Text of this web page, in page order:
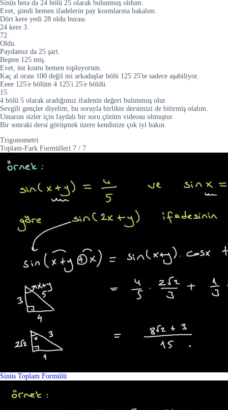
Sinüs beta da 24 bölü 25 olarak bulunmuş oldum.
Evet, şimdi hemen ifadelerin pay kısımlarına bakalım.
Dört kere yedi 28 oldu burası.
24 kere 3.
72.
Oldu.
Paydamız da 25 şart.
Beşten 125 miş.
Evet, üst kısmı hemen topluyorum.
Kaç al orası 100 değil mi arkadaşlar bölü 125 25'te sadece aşabiliyor.
Eeee 125'e bölüm 4 125'i 25'e böldü.
15.
4 bölü 5 olarak aradığımız ifadenin değeri bulunmuş olur.
Sevgili gençler diyelim, bu soruyla birlikte dersimizi de bitirmiş olalım.
Umarım sizler için faydalı bir soru çözüm videosu olmuştur.
Bir sonraki dersi görüşmek üzere kendinize çok iyi bakın.
Trigonometri
Toplam-Fark Formülleri 7 / 7
Sinüs Toplam Formülü